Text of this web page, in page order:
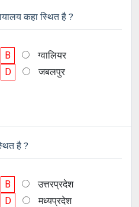
कहा स्थित है ?
B
ग्वालियर
D जबलपुर
है ?
B
उत्तरप्रदेश
D मध्यप्रदेश